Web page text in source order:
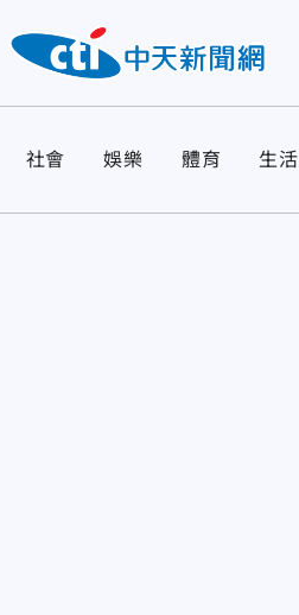
社會 娛樂 體育 生活